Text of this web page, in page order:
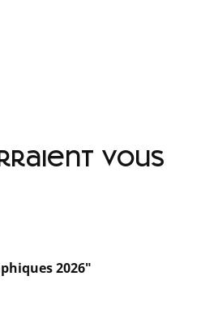
vous
2026"